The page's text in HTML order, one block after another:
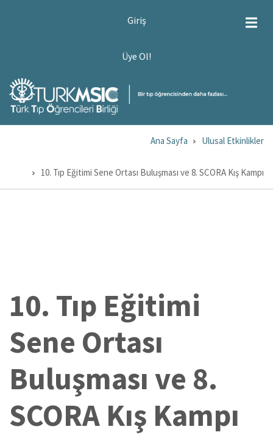
Giriş
Üye Ol!
yolu
Ana Sayfa Ulusal Etkinlikler
10. Tıp Eğitimi Sene Ortası Buluşması ve 8. SCORA Kış Kampı
10. Tıp Eğitimi
Sene Ortası
Buluşması ve 8.
SCORA Kış Kampı